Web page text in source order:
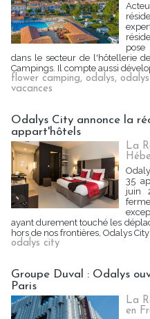
dans le secteur de l'hôtellerie
Campings. Il compte aussi
flower camping, odalys,
vacances
Odalys City annonce la
appart'hôtels
La
35
juin
ayant durement touché les
hors de nos frontières, Odalys
odalys city
Groupe Duval : Odalys
Paris
La
en